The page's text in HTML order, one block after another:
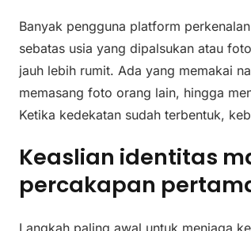
Banyak pengguna platform
sebatas usia yang dipalsukan atau
jauh lebih rumit. Ada yang memakai
memasang foto orang lain, hingga
Ketika kedekatan sudah terbentuk,
Keaslian identitas
percakapan
Langkah paling awal untuk menjaga